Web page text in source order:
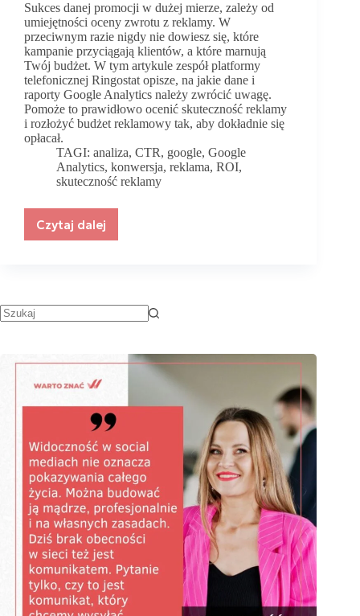
Sukces danej promocji w dużej mierze, zależy od
umiejętności oceny zwrotu z reklamy. W
przeciwnym razie nigdy nie dowiesz się, które
kampanie przyciągają klientów, a które marnują
Twój budżet. W tym artykule zespół platformy
telefonicznej Ringostat opisze, na jakie dane i
raporty Google Analytics należy zwrócić uwagę.
Pomoże to prawidłowo ocenić skuteczność reklamy
i rozłożyć budżet reklamowy tak, aby dokładnie się
opłacał.
TAGI: analiza,CTR, google,Google
Analytics, konwersja, reklama, ROI,
skuteczność reklamy
Czytaj dalej
Sprawdź
dla
swojego